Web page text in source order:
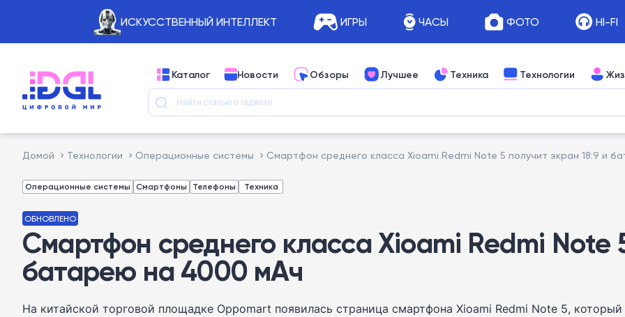
ИСКУССТВЕННЫЙ ИНТЕЛЛЕКТ ИГРЫ ЧАСЫ ФОТО HI-FI
Каталог Новости Обзоры Лучшее Техника Технологии
Домой Технологии Операционные системы Смартфон среднего класса Xioami Redmi Note 5 получит экран 18:9 и
Операционные системы Смартфоны Телефоны Техника
ОБНОВЛЕНО
Смартфон среднего класса Xioami Redmi Note
батарею на 4000 мАч
На китайской торговой площадке Oppomart появилась страница смартфона Xioami Redmi Note 5,